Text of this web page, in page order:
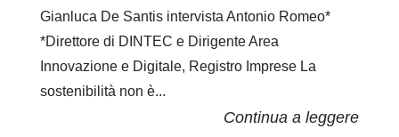
Gianluca De Santis intervista Antonio Romeo*
*Direttore di DINTEC e Dirigente Area
Innovazione e Digitale, Registro Imprese La
sostenibilità non è...